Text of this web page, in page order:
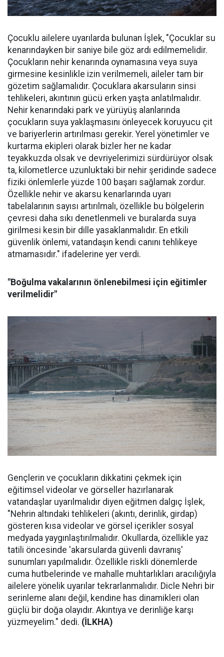
Çocuklu ailelere uyarılarda bulunan İşlek, "Çocuklar su
kenarındayken bir saniye bile göz ardı edilmemelidir.
Çocukların nehir kenarında oynamasına veya suya
girmesine kesinlikle izin verilmemeli, aileler tam bir
gözetim sağlamalıdır. Çocuklara akarsuların sinsi
tehlikeleri, akıntının gücü erken yaşta anlatılmalıdır.
Nehir kenarındaki park ve yürüyüş alanlarında
çocukların suya yaklaşmasını önleyecek koruyucu çit
ve bariyerlerin artırılması gerekir. Yerel yönetimler ve
kurtarma ekipleri olarak bizler her ne kadar
teyakkuzda olsak ve devriyelerimizi sürdürüyor olsak
ta, kilometlerce uzunluktaki bir nehir şeridinde sadece
fiziki önlemlerle yüzde 100 başarı sağlamak zordur.
Özellikle nehir ve akarsu kenarlarında uyarı
tabelalarının sayısı artırılmalı, özellikle bu bölgelerin
çevresi daha sıkı denetlenmeli ve buralarda suya
girilmesi kesin bir dille yasaklanmalıdır. En etkili
güvenlik önlemi, vatandaşın kendi canını tehlikeye
atmamasıdır." ifadelerine yer verdi.
"Boğulma vakalarının önlenebilmesi için eğitimler
verilmelidir"
Gençlerin ve çocukların dikkatini çekmek için
eğitimsel videolar ve görseller hazırlanarak
vatandaşlar uyarılmalıdır diyen eğitmen dalgıç İşlek,
"Nehrin altındaki tehlikeleri (akıntı, derinlik, girdap)
gösteren kısa videolar ve görsel içerikler sosyal
medyada yaygınlaştırılmalıdır. Okullarda, özellikle yaz
tatili öncesinde 'akarsularda güvenli davranış'
sunumları yapılmalıdır. Özellikle riskli dönemlerde
cuma hutbelerinde ve mahalle muhtarlıkları aracılığıyla
ailelere yönelik uyarılar tekrarlanmalıdır. Dicle Nehri bir
serinleme alanı değil, kendine has dinamikleri olan
güçlü bir doğa olayıdır. Akıntıya ve derinliğe karşı
yüzmeyelim." dedi. (İLKHA)